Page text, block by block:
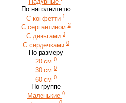
Надувные
По наполнителю
С конфетти 1
С серпантином 2
С деньгами 0
С сердечками 0
По размеру
20 см 0
30 см 0
60 см 0
По группе
Маленькие 0